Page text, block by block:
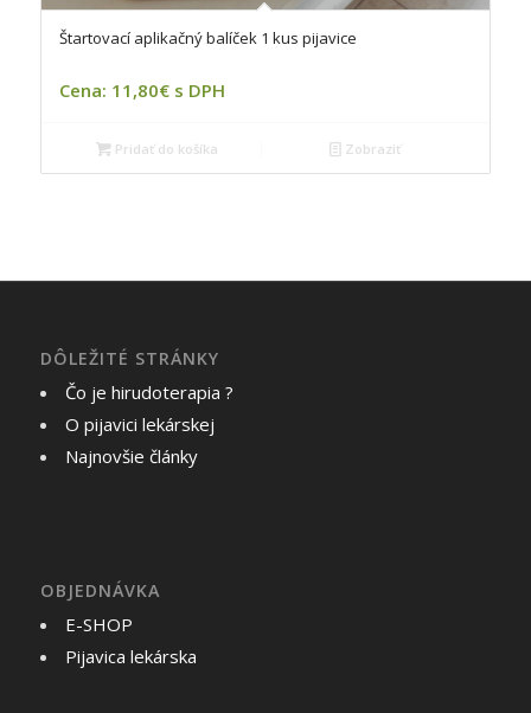
Štartovací aplikačný balíček 1 kus pijavice
Cena: 11,80€ s DPH
Pridať do košíka Zobraziť
DÔLEŽITÉ STRÁNKY
Čo je hirudoterapia ?
O pijavici lekárskej
Najnovšie články
OBJEDNÁVKA
E-SHOP
Pijavica lekárska